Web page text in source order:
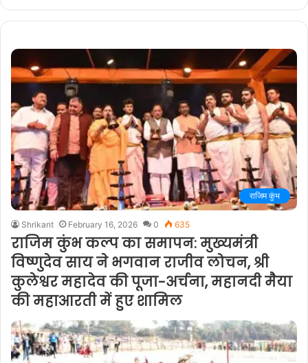
राजिम कुंभ
Shrikant February 16, 2026 0 635
राजिम कुंभ कल्प का समापन: मुख्यमंत्री
विष्णुदेव साय ने भगवान राजीव लोचन, श्री
कुलेश्वर महादेव की पूजा-अर्चना, महानदी मैया
की महाआरती में हुए शामिल